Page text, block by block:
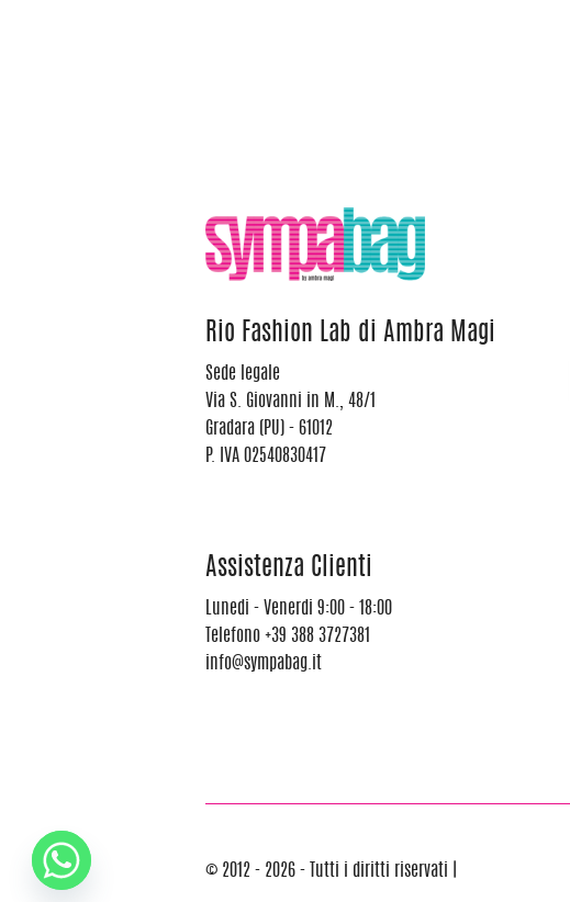
Rio Fashion Lab di Ambra Magi
Sede legale
Via S. Giovanni in M., 48/1
Gradara (PU) - 61012
P. IVA 02540830417
Assistenza Clienti
Lunedi - Venerdi 9:00 - 18:00
Telefono +39 388 3727381
info@sympabag.it
© 2012 - 2026 - Tutti i diritti riservati |